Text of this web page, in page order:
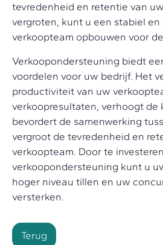
tevredenheid en retentie van
vergroten, kunt u een stabiel en
verkoopteam opbouwen voor
Verkoopondersteuning biedt
voordelen voor uw bedrijf. Het
productiviteit van uw
verkoopresultaten, verhoogt de
bevordert de samenwerking
vergroot de tevredenheid en
verkoopteam. Door te
verkoopondersteuning kunt u
hoger niveau tillen en uw
versterken.
Terug